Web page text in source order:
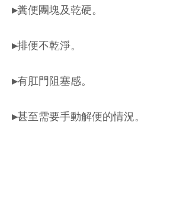
▸糞便團塊及乾硬。
▸排便不乾淨。
▸有肛門阻塞感。
▸甚至需要手動解便的情況。